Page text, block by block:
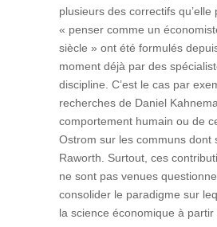
plusieurs des correctifs qu’elle
« penser comme un
siècle » ont été formulés
moment déjà par des
discipline. C’est le cas par
recherches de Daniel
comportement humain ou de
Ostrom sur les communs dont
Raworth. Surtout, ces
ne sont pas venues
consolider le paradigme sur
la science économique à partir